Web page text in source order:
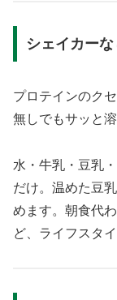
シェイカー
プロテインのク
無しでもサッと
水・牛乳・豆乳
だけ。温めた豆
めます。朝食代
ど、ライフスタ